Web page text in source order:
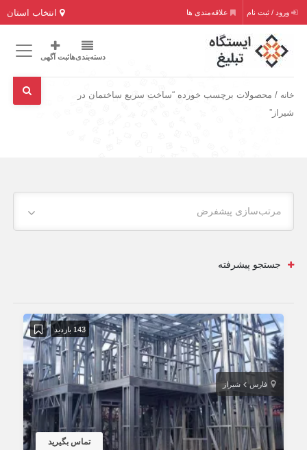
انتخاب استان ورود / ثبت نام علاقه‌مندی ها
دسته‌بندی‌هاثبت آگهی
خانه / محصولات برچسب خورده “ساخت سریع ساختمان در
شیراز”
مرتب‌سازی پیشفرض
جستجو پیشرفته
143 بازدید
فارس شیراز
تماس بگیرید